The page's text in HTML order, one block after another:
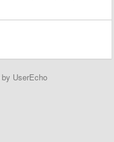
by UserEcho